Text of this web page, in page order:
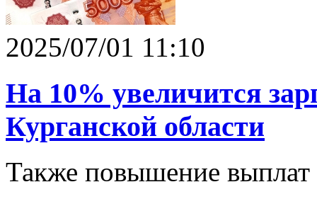
2025/07/01 11:10
На 10% увеличится
Курганской области
Также повышение выплат